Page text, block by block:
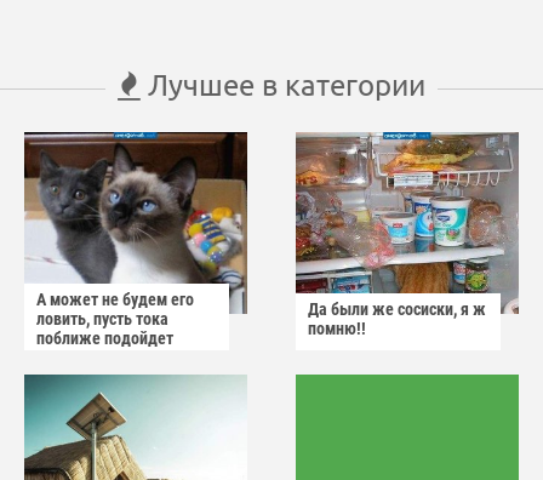
Лучшее в категории
А может не будем его
ловить, пусть тока
поближе подойдет
Да были же сосиски, я ж
помню!!